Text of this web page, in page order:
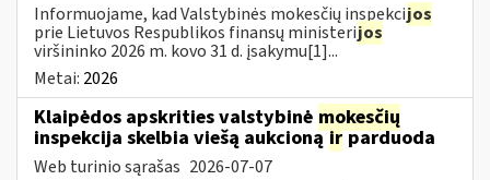
Informuojame, kad Valstybinės mokesčių inspekcijos
prie Lietuvos Respublikos finansų ministerijos
viršininko 2026 m. kovo 31 d. įsakymu[1]...
Metai: 2026
Klaipėdos apskrities valstybinė mokesčių
inspekcija skelbia viešą aukcionąirparduoda
Web turinio sąrašas 2026-07-07